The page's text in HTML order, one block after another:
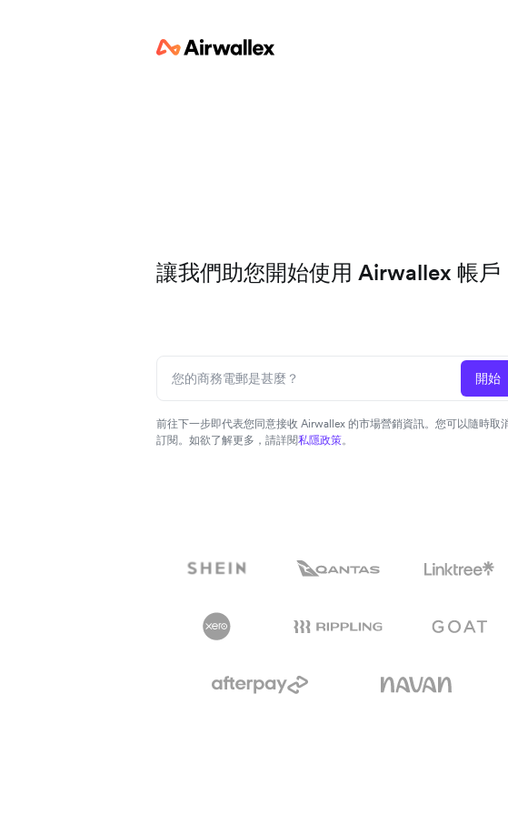
讓我們助您開始使用 Airwallex 帳戶
開始
前往下一步即代表您同意接收 Airwallex 的市場營銷資訊。您可以隨時取
訂閱。如欲了解更多，請詳閱私隱政策。